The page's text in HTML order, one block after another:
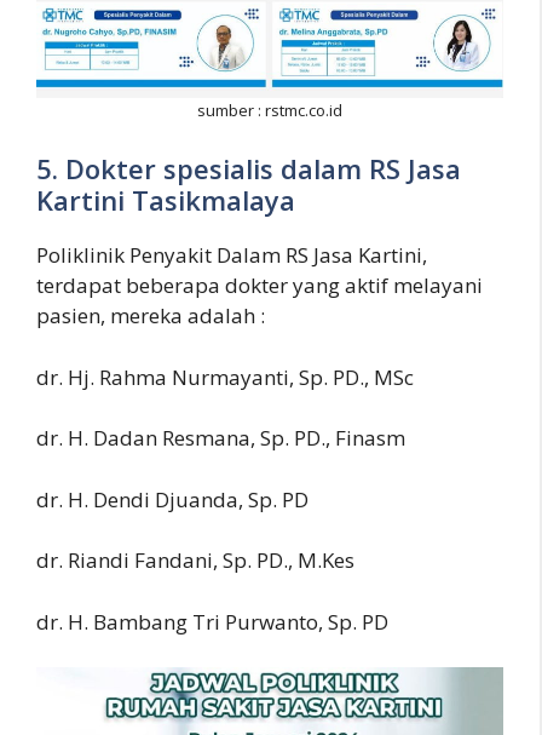
sumber : rstmc.co.id
5. Dokter spesialis dalam RS Jasa
Kartini Tasikmalaya
Poliklinik Penyakit Dalam RS Jasa Kartini,
terdapat beberapa dokter yang aktif melayani
pasien, mereka adalah :
dr. Hj. Rahma Nurmayanti, Sp. PD., MSc
dr. H. Dadan Resmana, Sp. PD., Finasm
dr. H. Dendi Djuanda, Sp. PD
dr. Riandi Fandani, Sp. PD., M.Kes
dr. H. Bambang Tri Purwanto, Sp. PD